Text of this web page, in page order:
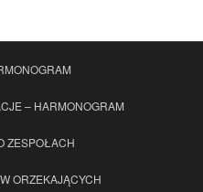
– HARMONOGRAM
ZESPOŁACH
ORZEKAJĄCYCH